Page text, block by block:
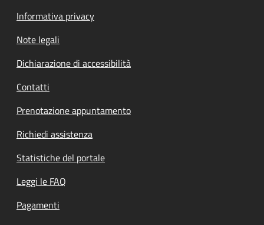
Informativa privacy
Note legali
Dichiarazione di accessibilità
Contatti
Prenotazione appuntamento
Richiedi assistenza
Statistiche del portale
Leggi le FAQ
Pagamenti